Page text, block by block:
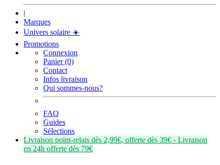
|
Marques
Univers solaire ☀️
Promotions
Connexion
Panier (0)
Contact
Infos livraison
Qui sommes-nous?
FAQ
Guides
Sélections
Livraison point-relais dès 2,99€, offerte dès 39€ - Livraison
en 24h offerte dès 79€